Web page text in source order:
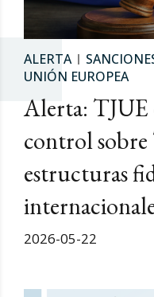
ALERTA
UNIÓN EUROPEA
Alerta: TJUE
control sobre
estructuras
2026-05-22